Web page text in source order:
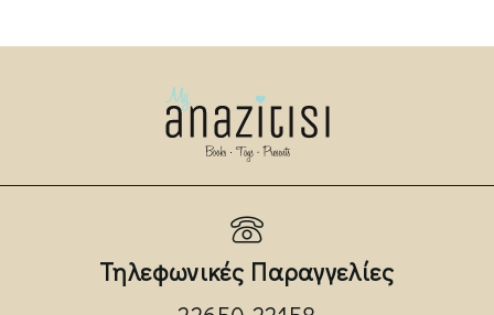
Τηλεφωνικές Παραγγελίες